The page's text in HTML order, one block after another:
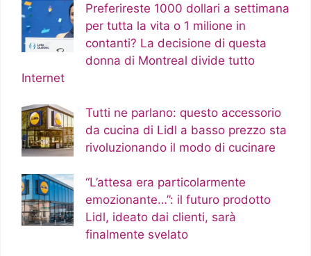
Preferireste 1000 dollari a settimana
per tutta la vita o 1 milione in
contanti? La decisione di questa
donna di Montreal divide tutto
Internet
Tutti ne parlano: questo accessorio
da cucina di Lidl a basso prezzo sta
rivoluzionando il modo di cucinare
“L’attesa era particolarmente
emozionante…”: il futuro prodotto
Lidl, ideato dai clienti, sarà
finalmente svelato